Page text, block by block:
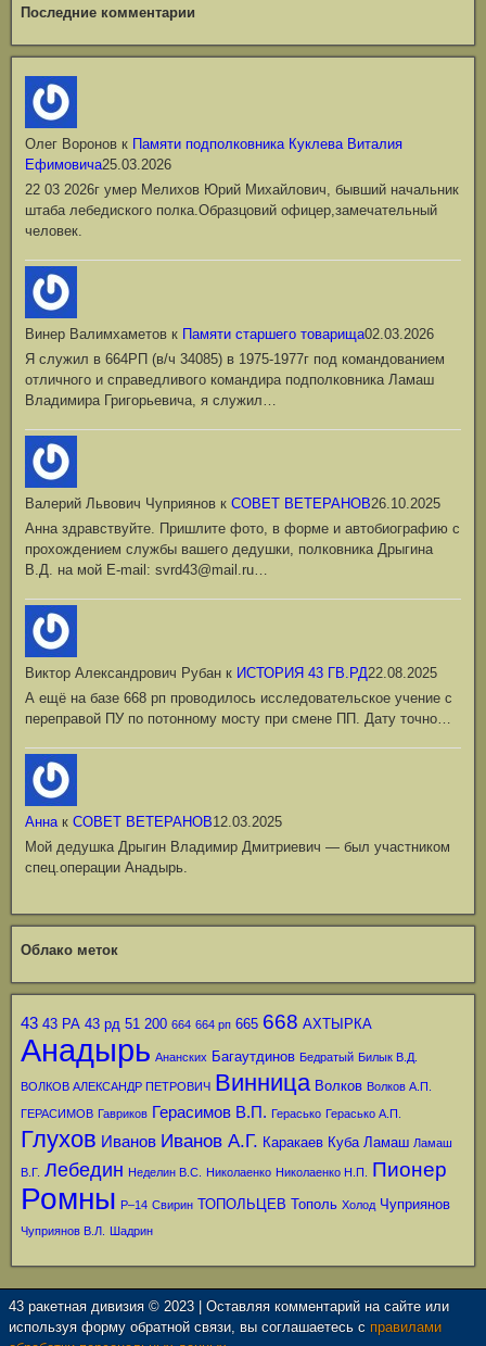
Последние комментарии
Олег Воронов к Памяти подполковника Куклева Виталия
Ефимовича25.03.2026
22 03 2026г умер Мелихов Юрий Михайлович, бывший начальник
штаба лебедиского полка.Образцовий офицер,замечательный
человек.
Винер Валимхаметов к Памяти старшего товарища02.03.2026
Я служил в 664РП (в/ч 34085) в 1975-1977г под командованием
отличного и справедливого командира подполковника Ламаш
Владимира Григорьевича, я служил…
Валерий Львович Чуприянов к СОВЕТ ВЕТЕРАНОВ26.10.2025
Анна здравствуйте. Пришлите фото, в форме и автобиографию с
прохождением службы вашего дедушки, полковника Дрыгина
В.Д. на мой Е-mail: svrd43@mail.ru…
Виктор Александрович Рубан к ИСТОРИЯ 43 ГВ.РД22.08.2025
А ещё на базе 668 рп проводилось исследовательское учение с
переправой ПУ по потонному мосту при смене ПП. Дату точно…
Аннак СОВЕТ ВЕТЕРАНОВ12.03.2025
Мой дедушка Дрыгин Владимир Дмитриевич — был участником
спец.операции Анадырь.
Облако меток
43 43 РА 43 рд 51 200 664 664 рп 665 668 АХТЫРКА
Анадырь Ананских Багаутдинов Бедратый Билык В.Д.
ВОЛКОВ АЛЕКСАНДР ПЕТРОВИЧ Винница Волков Волков А.П.
ГЕРАСИМОВ Гавриков Герасимов В.П. Герасько Герасько А.П.
Глухов Иванов Иванов А.Г. Каракаев Куба Ламаш Ламаш
В.Г. Лебедин Неделин В.С. Николаенко Николаенко Н.П. Пионер
Ромны Р–14 Свирин ТОПОЛЬЦЕВ Тополь Холод Чуприянов
Чуприянов В.Л. Шадрин
43 ракетная дивизия © 2023 | Оставляя комментарий на сайте или
используя форму обратной связи, вы соглашаетесь с правилами